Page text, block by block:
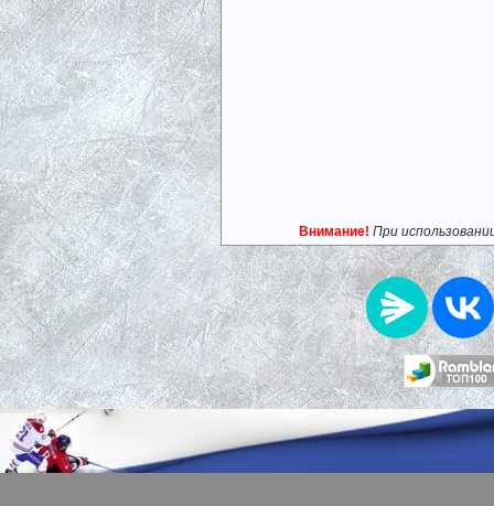
Внимание! При